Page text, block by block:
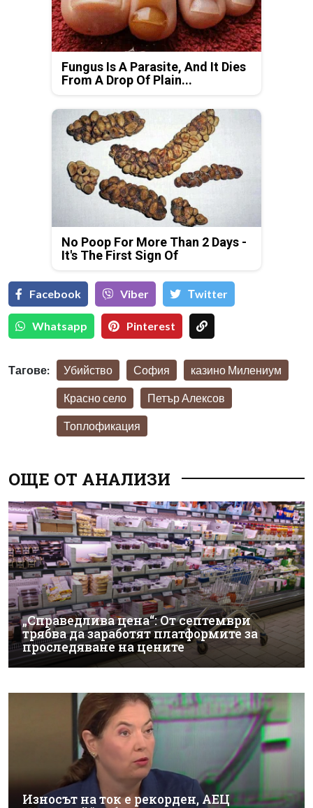
Fungus Is A Parasite, And It Dies
From A Drop Of Plain...
No Poop For More Than 2 Days -
It's The First Sign Of
Facebook Viber Тwitter
Whatsapp Pinterest
Тагове: Убийство София казино Милениум
Красно село Петър Алексов
Топлофикация
ОЩЕ ОТ АНАЛИЗИ
„Справедлива цена“: От септември
трябва да заработят платформите за
проследяване на цените
Износът на ток е рекорден, АЕЦ